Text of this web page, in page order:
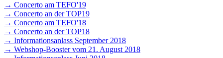
→ Concerto am TEFO'19
→ Concerto an der TOP19
→ Concerto am TEFO'18
→ Concerto an der TOP18
→ Informationsanlass September 2018
→ Webshop-Booster vom 21. August 2018